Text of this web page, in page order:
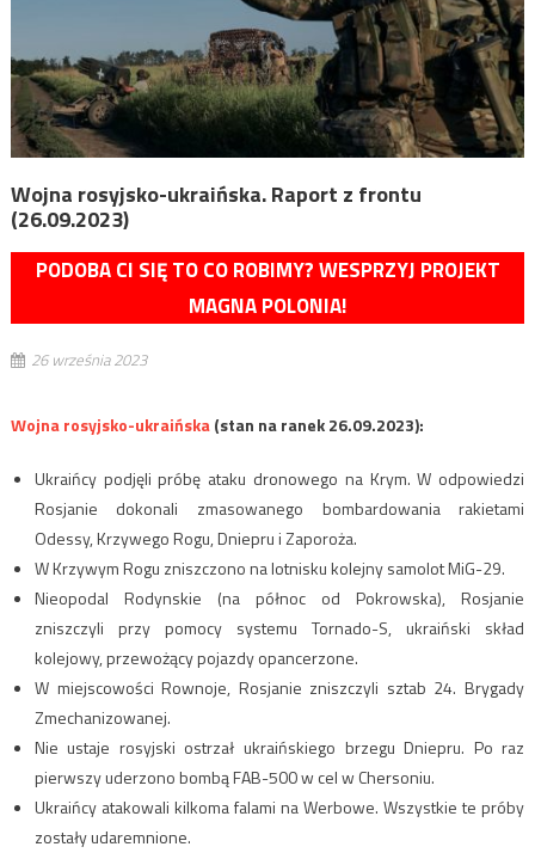
Wojna rosyjsko-ukraińska. Raport z frontu
(26.09.2023)
PODOBA CI SIĘ TO CO ROBIMY? WESPRZYJ PROJEKT
MAGNA POLONIA!
26 września 2023
Wojna rosyjsko-ukraińska(stan na ranek 26.09.2023):
Ukraińcy podjęli próbę ataku dronowego na Krym. W odpowiedzi
Rosjanie dokonali zmasowanego bombardowania rakietami
Odessy, Krzywego Rogu, Dniepru i Zaporoża.
W Krzywym Rogu zniszczono na lotnisku kolejny samolot MiG-29.
Nieopodal Rodynskie (na północ od Pokrowska), Rosjanie
zniszczyli przy pomocy systemu Tornado-S, ukraiński skład
kolejowy, przewożący pojazdy opancerzone.
W miejscowości Rownoje, Rosjanie zniszczyli sztab 24. Brygady
Zmechanizowanej.
Nie ustaje rosyjski ostrzał ukraińskiego brzegu Dniepru. Po raz
pierwszy uderzono bombą FAB-500 w cel w Chersoniu.
Ukraińcy atakowali kilkoma falami na Werbowe. Wszystkie te próby
zostały udaremnione.